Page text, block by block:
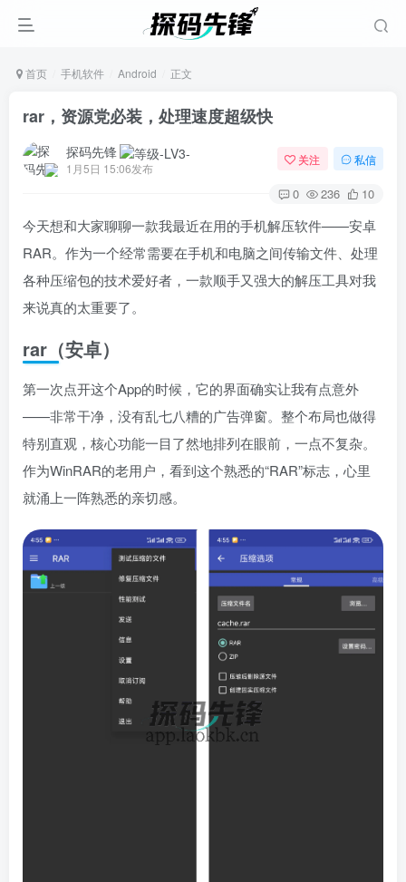
首页 手机软件 Android 正文
rar，资源党必装，处理速度超级快
探码先锋
1月5日 15:06发布
关注 私信
0 236 10
今天想和大家聊聊一款我最近在用的手机解压软件——安卓
RAR。作为一个经常需要在手机和电脑之间传输文件、处理
各种压缩包的技术爱好者，一款顺手又强大的解压工具对我
来说真的太重要了。
rar（安卓）
第一次点开这个App的时候，它的界面确实让我有点意外
——非常干净，没有乱七八糟的广告弹窗。整个布局也做得
特别直观，核心功能一目了然地排列在眼前，一点不复杂。
作为WinRAR的老用户，看到这个熟悉的“RAR”标志，心里
就涌上一阵熟悉的亲切感。